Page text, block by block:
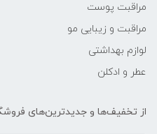
مراقبت پوست
مراقبت و زیبایی مو
لوازم بهداشتی
عطر و ادکلن
از تخفیف‌ها و جدیدترین‌های